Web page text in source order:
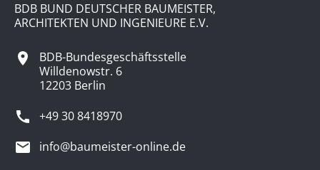
BDB BUND DEUTSCHER BAUMEISTER,
ARCHITEKTEN UND INGENIEURE E.V.
BDB-Bundesgeschäftsstelle
Willdenowstr. 6
12203 Berlin
+49 30 8418970
info@baumeister-online.de